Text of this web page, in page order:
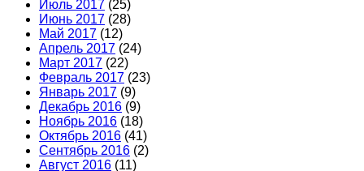
Июль 2017 (25)
Июнь 2017 (28)
Май 2017 (12)
Апрель 2017 (24)
Март 2017 (22)
Февраль 2017 (23)
Январь 2017 (9)
Декабрь 2016 (9)
Ноябрь 2016 (18)
Октябрь 2016 (41)
Сентябрь 2016 (2)
Август 2016 (11)